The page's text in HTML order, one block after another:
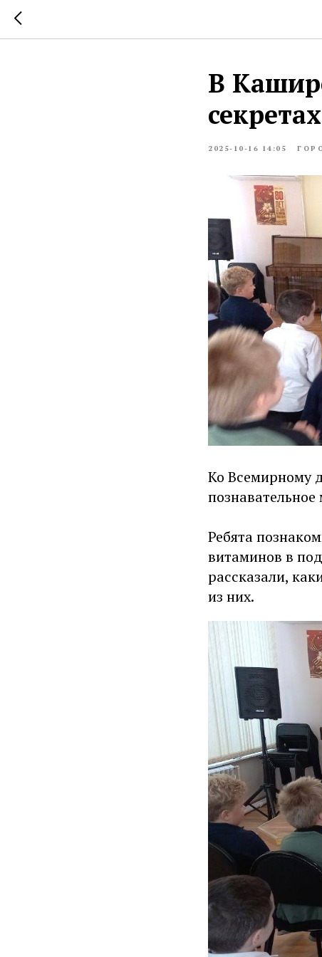
В
2025-10-16 14:05
Ко Всемирному
Ребята
витаминов в
рассказали,
из них.